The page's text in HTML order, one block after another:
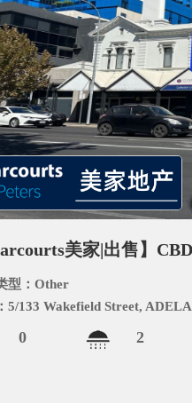
美家|出售】
型：Other
5/133 Wakefield Street,
0 2